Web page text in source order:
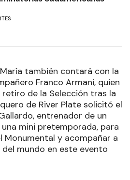
también contará con la
Franco Armani, quien
de la Selección tras la
de River Plate solicitó el
entrenador de un
mini pretemporada, para
Monumental y acompañar a
mundo en este evento